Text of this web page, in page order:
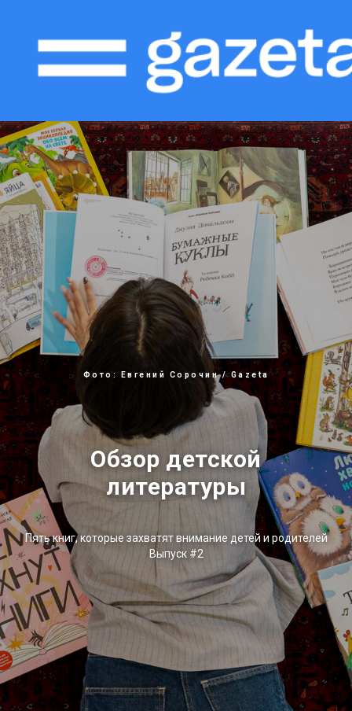
Фото: Евгений Сорочин / Gazeta
Обзор детской
литературы
Пять книг, которые захватят внимание детей и родителей
Выпуск #2